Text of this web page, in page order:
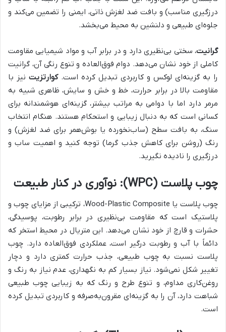
درزگیری مناسب) و بافت ضد لغزش ذاتی، ایمنی را تضمین می‌کند و
جلوه‌ای طبیعی و دلنشین به محیط می‌بخشد.
گرانیت، سختی بی‌نظیری دارد و در برابر آب و مواد شیمیایی مقاومت
کاملی از خود نشان می‌دهد. دوام فوق‌العاده و تنوع رنگی آن، گرانیت
را به گزینه‌ای لوکس و کاربردی تبدیل کرده است.کوارتزیت نیز با
مقاومت بالا در برابر حرارت، خط و خش و سایش، ظاهری شبیه به
مرمر دارد اما با دوامی به مراتب بیشتر، گزینه‌ای هوشمندانه برای
کسانی است که به دنبال زیبایی و استحکام هستند. هنگام انتخاب
سنگ، به بافت سطح (ساب‌نخورده یا بوش‌همر برای ضد لغزش) و
رنگ (روشن برای کاهش جذب گرما) توجه کنید و اهمیت ساب و
درزگیری را نادیده نگیرید.
چوب پلاست (WPC): نوآوری در کنار طبیعت
چوب پلاست یا Wood-Plastic Composite، ترکیبی از مزایای چوب و
پلاستیک است که مقاومت بی‌نظیری در برابر رطوبت، پوسیدگی،
حشرات و قارچ از خود نشان می‌دهد. این متریال در محیط استخر که
دائماً با آب و رطوبت درگیر است، عملکردی فوق‌العاده دارد. چوب
پلاست نسبت به چوب طبیعی، جذب حرارت کمتری دارد و دچار
تغییر شکل نمی‌شود. نیاز بسیار کم به نگهداری، عدم نیاز به رنگ و
روغن‌کاری مداوم، و تنوع طرح و رنگ که به زیبایی چوب طبیعی
شباهت دارد، آن را به گزینه‌ای مقرون‌به‌صرفه و کاربردی تبدیل کرده
است.